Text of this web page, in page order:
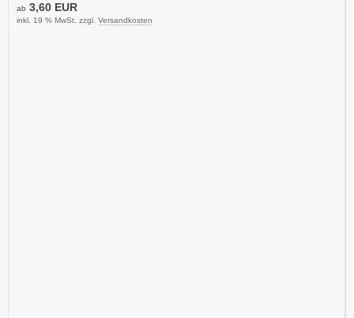
ab 3,60 EUR
inkl. 19 % MwSt. zzgl. Versandkosten